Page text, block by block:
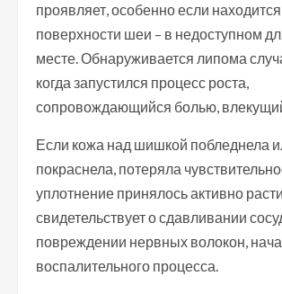
проявляет, особенно если
поверхности шеи – в недоступном
месте. Обнаруживается липома
когда запустился процесс роста,
сопровождающийся болью,
Если кожа над шишкой побледнела
покраснела, потеряла
уплотнение принялось активно
свидетельствует о сдавливании
повреждении нервных волокон,
воспалительного процесса.